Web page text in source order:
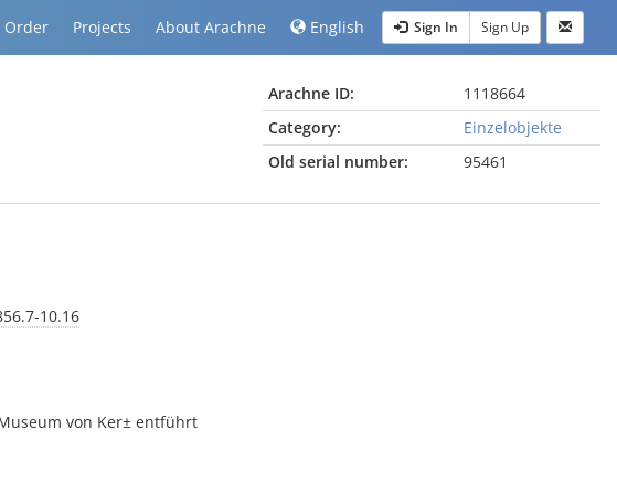
Order Projects About Arachne English Sign In Sign Up
Arachne ID:
1118664
Category:
Einzelobjekte
Old serial number:
95461
10.16
von Ker± entführt